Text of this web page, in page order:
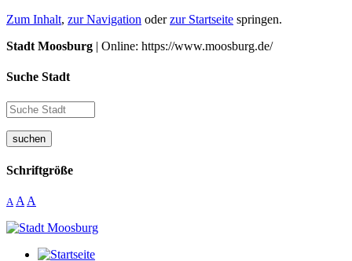
Zum Inhalt, zur Navigation oderzur Startseite springen.
Stadt Moosburg | Online: https://www.moosburg.de/
Suche Stadt
suchen
Schriftgröße
A A A